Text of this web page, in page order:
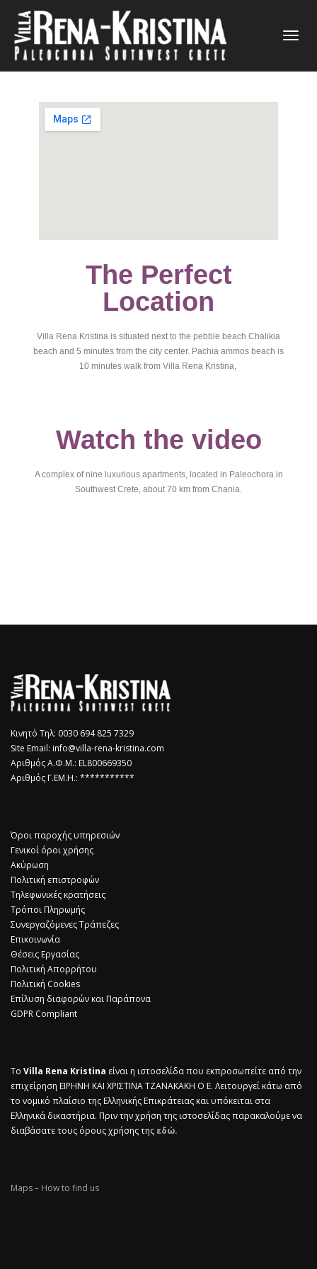
Εναλλαγή
The Perfect
Location
Villa Rena Kristina is situated next to the pebble beach Chalikia
beach and 5 minutes from the city center. Pachia ammos beach is
10 minutes walk from Villa Rena Kristina,
Watch the video
A complex of nine luxurious apartments, located in Paleochora in
Southwest Crete, about 70 km from Chania.
Κινητό Τηλ: 0030 694 825 7329
Site Email: info@villa-rena-kristina.com
Αριθμός Α.Φ.Μ.: EL800669350
Αριθμός Γ.ΕΜ.Η.: ***********
Όροι παροχής υπηρεσιών
Γενικοί όροι χρήσης
Ακύρωση
Πολιτική επιστροφών
Τηλεφωνικές κρατήσεις
Τρόποι Πληρωμής
Συνεργαζόμενες Τράπεζες
Επικοινωνία
Θέσεις Εργασίας
Πολιτική Απορρήτου
Πολιτική Cookies
Επίλυση διαφορών και Παράπονα
GDPR Compliant
Το Villa Rena Kristina είναι η ιστοσελίδα που εκπροσωπείτε από την
επιχείρηση ΕΙΡΗΝΗ ΚΑΙ ΧΡΙΣΤΙΝΑ ΤΖΑΝΑΚΑΚΗ Ο Ε. Λειτουργεί κάτω από
το νομικό πλαίσιο της Ελληνικής Επικράτειας και υπόκειται στα
Ελληνικά δικαστήρια. Πριν την χρήση της ιστοσελίδας παρακαλούμε να
διαβάσατε τους όρους χρήσης τηςεδώ.
Maps – How to find us